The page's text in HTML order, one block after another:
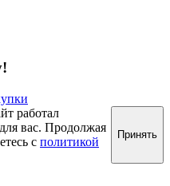
работал
вас. Продолжая
с политикой
Принять